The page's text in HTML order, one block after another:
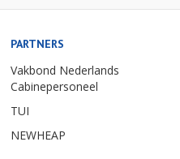
PARTNERS
Vakbond Nederlands
Cabinepersoneel
TUI
NEWHEAP